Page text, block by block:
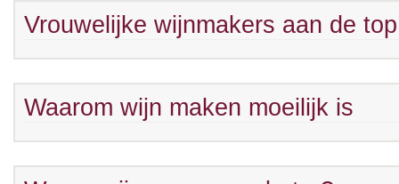
Vrouwelijke wijnmakers aan de top
Waarom wijn maken moeilijk is